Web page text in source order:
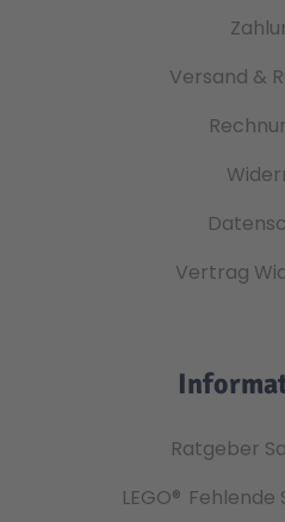
Versand &
Vertrag
Ratgeber
LEGO® Fehlende